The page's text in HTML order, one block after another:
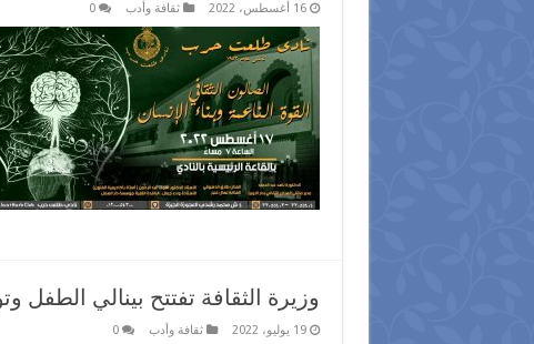
16 أغسطس، 2022 ثقافة وأدب 0
وزيرة الثقافة تفتتح بينالي
19 يوليو، 2022 ثقافة وأدب 0